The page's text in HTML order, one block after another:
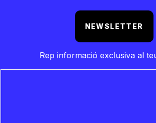
NEWSLETTER
Rep informació exclusiva al